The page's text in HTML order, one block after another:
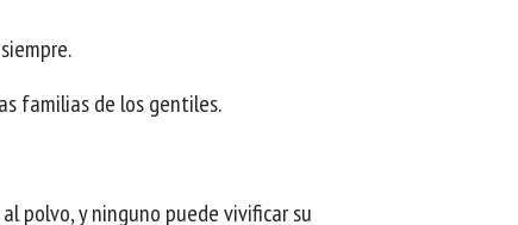
familias de los gentiles.
polvo, y ninguno puede vivificar su